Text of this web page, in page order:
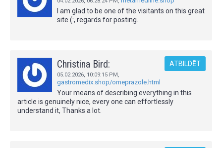
I am glad to be one of the visitants on this great
site (:, regards for posting.
Christina Bird:
05.02.2026, 10:09:15 PM,
gastromedix.shop/omeprazole.html
ATBILDĒT
Your means of describing everything in this
article is genuinely nice, every one can effortlessly
understand it, Thanks a lot.